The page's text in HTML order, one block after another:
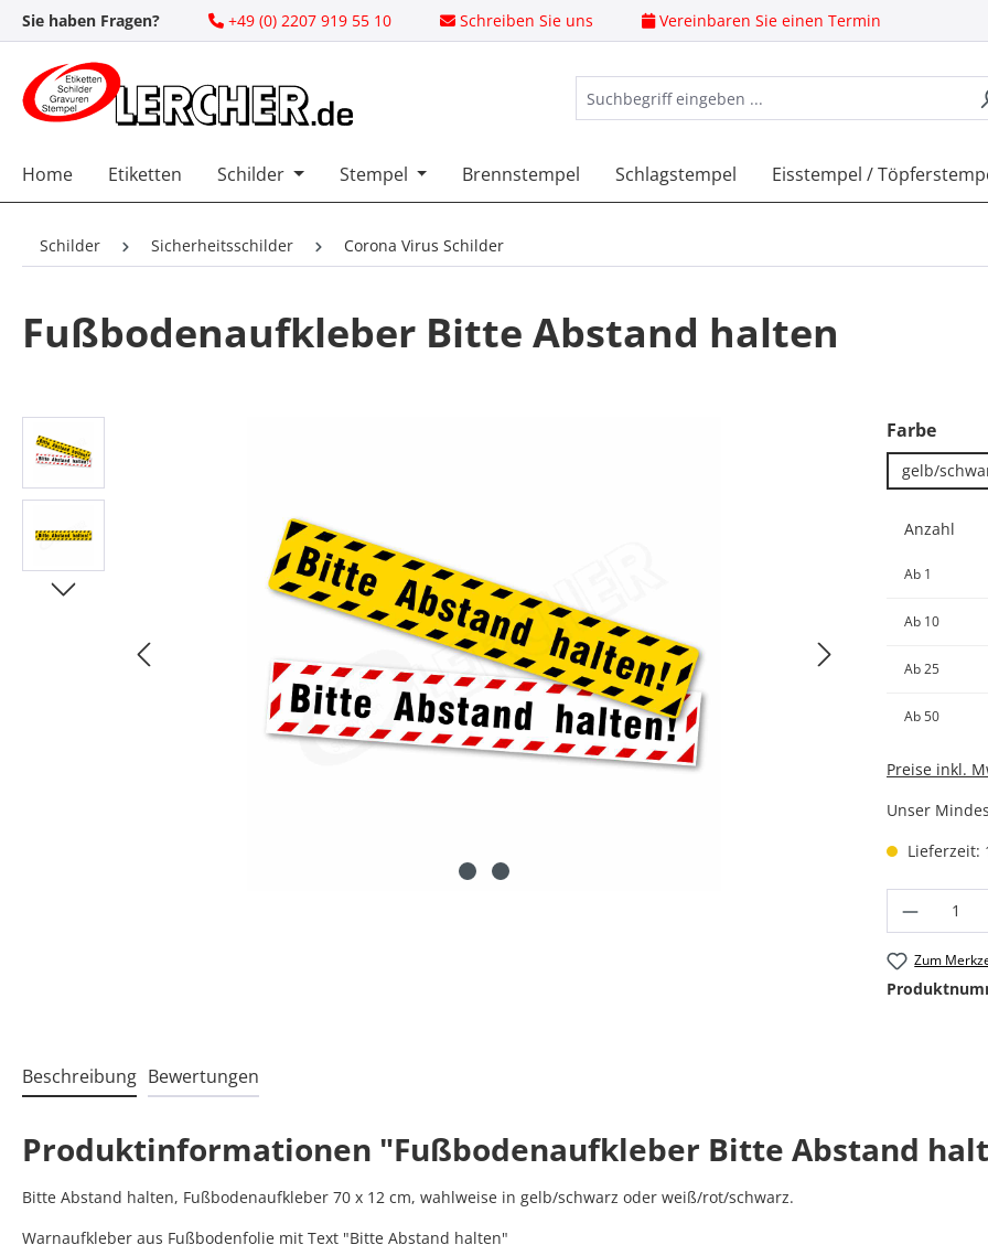
Hauptinhalt springen
Zur Suche springen
Zur Hauptnavigation springen
Sie haben Fragen? +49 (0) 2207 919 55 10 Schreiben Sie uns Vereinbaren Sie einen Termin
Home Etiketten Schilder Stempel Brennstempel Schlagstempel Eisstempel /
Schilder Sicherheitsschilder Corona Virus Schilder
Fußbodenaufkleber Bitte Abstand halten
Farbe
gelb/
Anzahl
Ab 1
Ab 10
Ab25
Ab50
Preise inkl.
Unser
Lieferzeit:
Zum
Beschreibung Bewertungen
Produktinformationen "Fußbodenaufkleber Bitte Abstand
Bitte Abstand halten, Fußbodenaufkleber 70 x 12 cm, wahlweise in gelb/schwarz oder weiß/rot/schwarz.
Warnaufkleber aus Fußbodenfolie mit Text "Bitte Abstand halten"